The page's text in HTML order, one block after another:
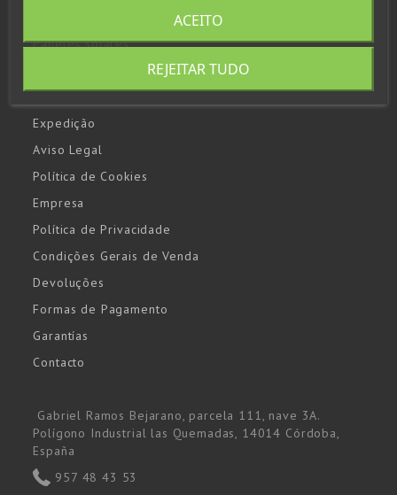
Paneles solares
Centrais eléctricas portáteis
Expedição
Aviso Legal
Política de Cookies
Empresa
Política de Privacidade
Condições Gerais de Venda
Devoluções
Formas de Pagamento
Garantías
Contacto
Gabriel Ramos Bejarano, parcela 111, nave 3A.
Polígono Industrial las Quemadas, 14014 Córdoba,
España
957 48 43 53
REJEITAR TUDO
ACEITO